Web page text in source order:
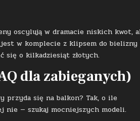
oscylują w dramacie niskich kwot,
w komplecie z klipsem do bielizny
się o kilkadziesiąt złotych.
dla zabieganych)
przyda się na balkon? Tak, o ile
nie — szukaj mocniejszych modeli.